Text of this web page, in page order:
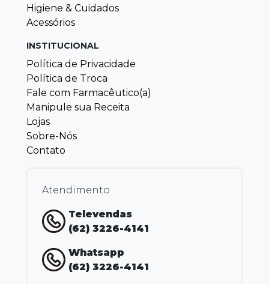
Higiene & Cuidados
Acessórios
INSTITUCIONAL
Política de Privacidade
Política de Troca
Fale com Farmacêutico(a)
Manipule sua Receita
Lojas
Sobre-Nós
Contato
Atendimento
Televendas
(62) 3226-4141
Whatsapp
(62) 3226-4141